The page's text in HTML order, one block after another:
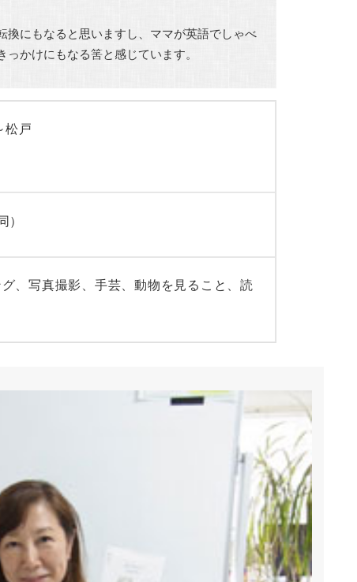
にもなると思いますし、ママが英語でしゃべ
かけにもなる筈と感じています。
戸
、写真撮影、手芸、動物を見ること、読